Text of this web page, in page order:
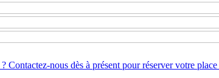
Contactez-nous dès à présent pour réserver votre